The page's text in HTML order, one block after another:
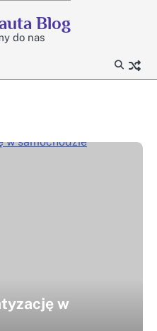
Blog
do nas
w